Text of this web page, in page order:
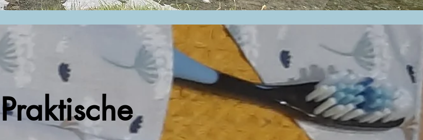
Praktische